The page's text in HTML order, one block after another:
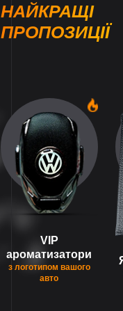
НАЙКРАЩІ
ПРОПОЗИЦІЇ
VIP
ароматизатори
з логотипом вашого
авто